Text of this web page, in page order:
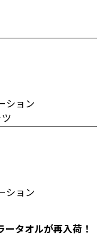
ション
ション
タオルが再入荷！